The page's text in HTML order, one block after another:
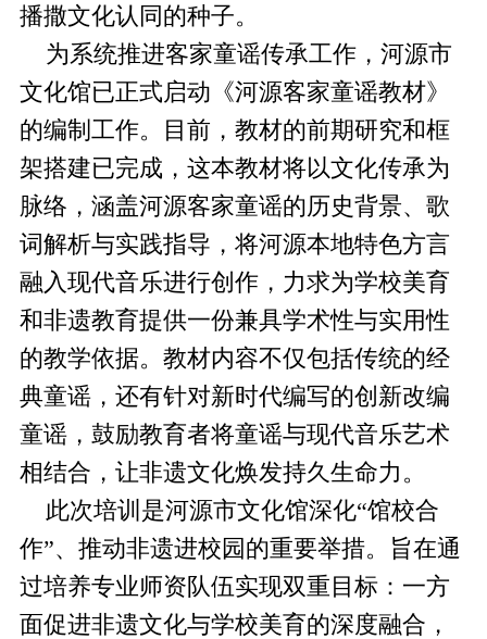
播撒文化认同的种子。
为系统推进客家童谣传承工作，河源市
文化馆已正式启动《河源客家童谣教材》
的编制工作。目前，教材的前期研究和框
架搭建已完成，这本教材将以文化传承为
脉络，涵盖河源客家童谣的历史背景、歌
词解析与实践指导，将河源本地特色方言
融入现代音乐进行创作，力求为学校美育
和非遗教育提供一份兼具学术性与实用性
的教学依据。教材内容不仅包括传统的经
典童谣，还有针对新时代编写的创新改编
童谣，鼓励教育者将童谣与现代音乐艺术
相结合，让非遗文化焕发持久生命力。
此次培训是河源市文化馆深化“馆校合
作”、推动非遗进校园的重要举措。旨在通
过培养专业师资队伍实现双重目标：一方
面促进非遗文化与学校美育的深度融合，